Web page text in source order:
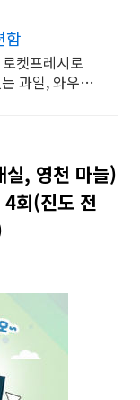
함
켓프레시로
과일, 와우회
실, 영천 마늘)
회(진도 전